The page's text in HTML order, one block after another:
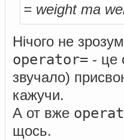
= weight та
Нічого не
operator= - це
звучало)
кажучи.
А от вже
щось.